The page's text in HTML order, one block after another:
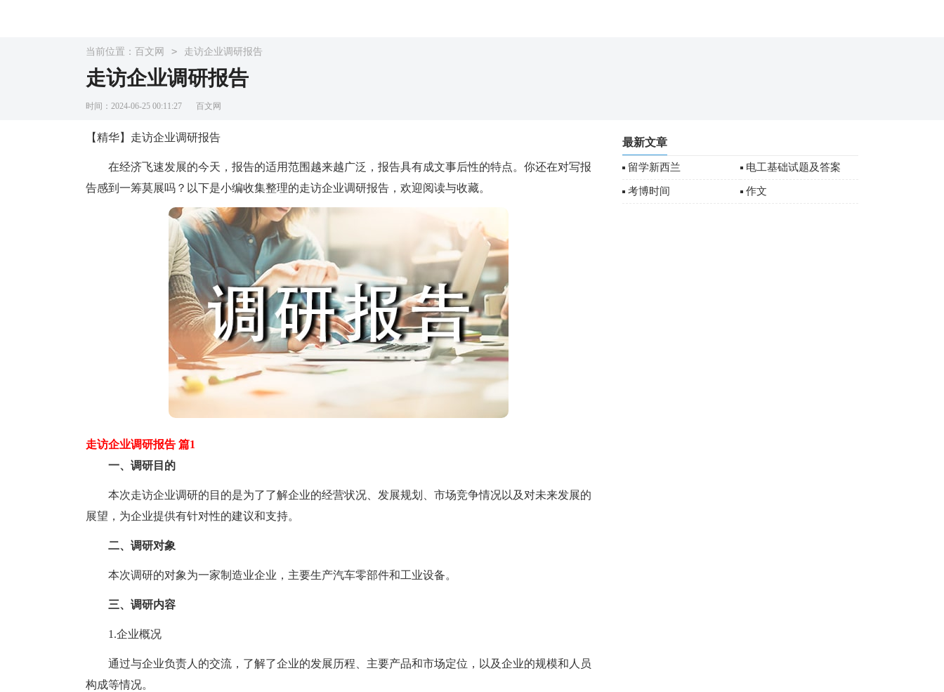
当前位置： 百文网 > 走访企业调研报告
走访企业调研报告
时间：2024-06-25 00:11:27 百文网
【精华】走访企业调研报告
在经济飞速发展的今天，报告的适用范围越来越广泛，报告具有成文事后性的特点。你还在对写报
告感到一筹莫展吗？以下是小编收集整理的走访企业调研报告，欢迎阅读与收藏。
走访企业调研报告 篇1
一、调研目的
本次走访企业调研的目的是为了了解企业的经营状况、发展规划、市场竞争情况以及对未来发展的
展望，为企业提供有针对性的建议和支持。
二、调研对象
本次调研的对象为一家制造业企业，主要生产汽车零部件和工业设备。
三、调研内容
1.企业概况
通过与企业负责人的交流，了解了企业的发展历程、主要产品和市场定位，以及企业的规模和人员
构成等情况。
最新文章
留学新西兰 电工基础试题及答案
考博时间 作文